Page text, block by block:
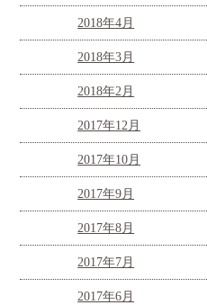
2018年4月
2018年3月
2018年2月
2017年12月
2017年10月
2017年9月
2017年8月
2017年7月
2017年6月